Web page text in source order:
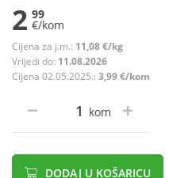
2 99
€/kom
Cijena za j.m.: 11,08 €/kg
Vrijedi do: 11.08.2026
Cijena 02.05.2025.: 3,99 €/kom
kom
DODAJ U KOŠARICU